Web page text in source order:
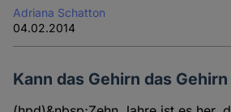
Adriana Schatton
04.02.2014
Kann das Gehirn das